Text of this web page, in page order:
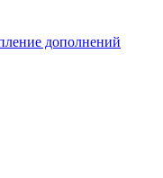
дополнений